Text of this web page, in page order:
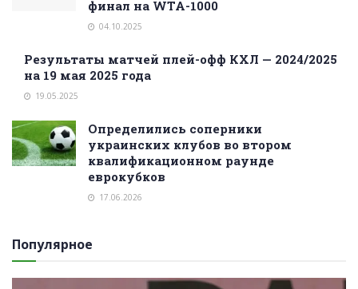
финал на WTA-1000
04.10.2025
Результаты матчей плей-офф КХЛ — 2024/2025
на 19 мая 2025 года
19.05.2025
Определились соперники
украинских клубов во втором
квалификационном раунде
еврокубков
17.06.2026
Популярное